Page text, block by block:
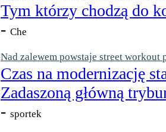
Tym którzy chodzą do
- Che
Nad zalewem powstaje street workout
Czas na modernizację
Zadaszoną główną
- sportek